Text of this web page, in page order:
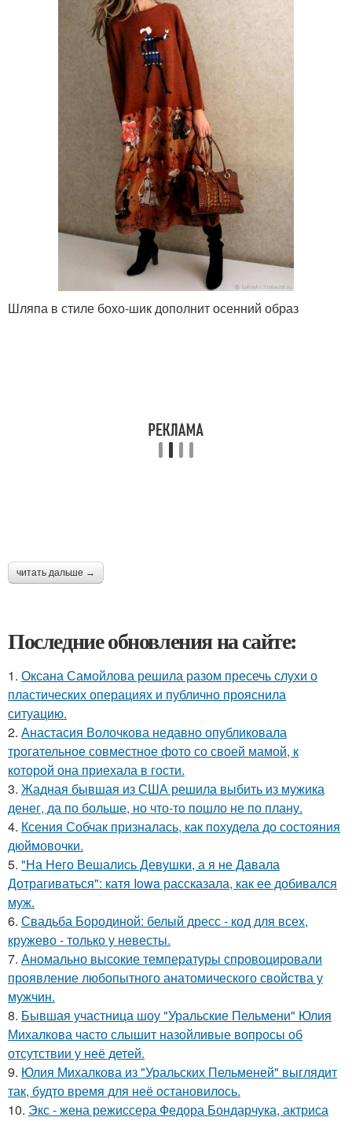
Шляпа в стиле бохо-шик дополнит осенний образ
читать дальше →
Последние обновления на сайте:
1. Оксана Самойлова решила разом пресечь слухи о
пластических операциях и публично прояснила
ситуацию.
2. Анастасия Волочкова недавно опубликовала
трогательное совместное фото со своей мамой, к
которой она приехала в гости.
3. Жадная бывшая из США решила выбить из мужика
денег, да по больше, но что-то пошло не по плану.
4. Ксения Собчак призналась, как похудела до состояния
дюймовочки.
5. "На Него Вешались Девушки, а я не Давала
Дотрагиваться": катя Iowa рассказала, как ее добивался
муж.
6. Свадьба Бородиной: белый дресс - код для всех,
кружево - только у невесты.
7. Аномально высокие температуры спровоцировали
проявление любопытного анатомического свойства у
мужчин.
8. Бывшая участница шоу "Уральские Пельмени" Юлия
Михалкова часто слышит назойливые вопросы об
отсутствии у неё детей.
9. Юлия Михалкова из "Уральских Пельменей" выглядит
так, будто время для неё остановилось.
10. Экс - жена режиссера Федора Бондарчука, актриса